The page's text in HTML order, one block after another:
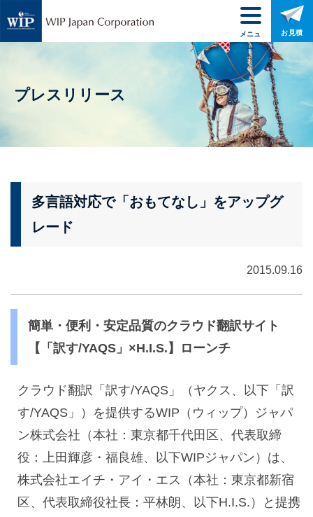
プレスリリース
多言語対応で「おもてなし」をアップグ
レード
2015.09.16
簡単・便利・安定品質のクラウド翻訳サイト
【「訳す/YAQS」×H.I.S.】ローンチ
クラウド翻訳「訳す/YAQS」（ヤクス、以下「訳
す/YAQS」）を提供するWIP（ウィップ）ジャパ
ン株式会社（本社：東京都千代田区、代表取締
役：上田輝彦・福良雄、以下WIPジャパン）は、
株式会社エイチ・アイ・エス（本社：東京都新宿
区、代表取締役社長：平林朗、以下H.I.S.）と提携
メニュ
ー
お見積